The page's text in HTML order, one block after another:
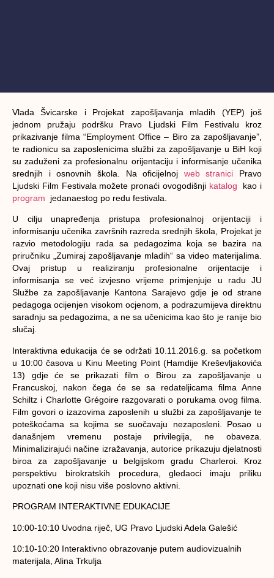
Vlada Švicarske i Projekat zapošljavanja mladih (YEP) još
jednom pružaju podršku Pravo Ljudski Film Festivalu kroz
prikazivanje filma “Employment Office – Biro za zapošljavanje”,
te radionicu sa zaposlenicima službi za zapošljavanje u BiH koji
su zaduženi za profesionalnu orijentaciju i informisanje učenika
srednjih i osnovnih škola. Na oficijelnoj web stranici Pravo
Ljudski Film Festivala možete pronaći ovogodišnji katalog
kao i
program
jedanaestog po redu festivala.
U cilju unapređenja pristupa profesionalnoj orijentaciji i
informisanju učenika završnih razreda srednjih škola, Projekat je
razvio metodologiju rada sa pedagozima koja se bazira na
priručniku „Zumiraj zapošljavanje mladih“ sa video materijalima.
Ovaj pristup u realiziranju profesionalne orijentacije i
informisanja se već izvjesno vrijeme primjenjuje u radu JU
Službe za zapošljavanje Kantona Sarajevo gdje je od strane
pedagoga ocijenjen visokom ocjenom, a podrazumijeva direktnu
saradnju sa pedagozima, a ne sa učenicima kao što je ranije bio
slučaj.
Interaktivna edukacija će se održati 10.11.2016.g. sa početkom
u 10:00 časova u Kinu Meeting Point (Hamdije Kreševljakovića
13) gdje će se prikazati film o Birou za zapošljavanje u
Francuskoj, nakon čega će se sa redateljicama filma Anne
Schiltz i Charlotte Grégoire razgovarati o porukama ovog filma.
Film govori o izazovima zaposlenih u službi za zapošljavanje te
poteškoćama sa kojima se suočavaju nezaposleni. Posao u
današnjem vremenu postaje privilegija, ne obaveza.
Minimalizirajući načine izražavanja, autorice prikazuju djelatnosti
biroa za zapošljavanje u belgijskom gradu Charleroi. Kroz
perspektivu birokratskih procedura, gledaoci imaju priliku
upoznati one koji nisu više poslovno aktivni.
PROGRAM INTERAKTIVNE EDUKACIJE
10:00-10:10 Uvodna riječ, UG Pravo Ljudski Adela Galešić
10:10-10:20 Interaktivno obrazovanje putem audiovizualnih
materijala, Alina Trkulja